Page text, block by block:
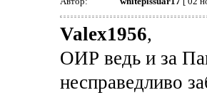
Valex1956,
ОИР ведь и за
несправедливо